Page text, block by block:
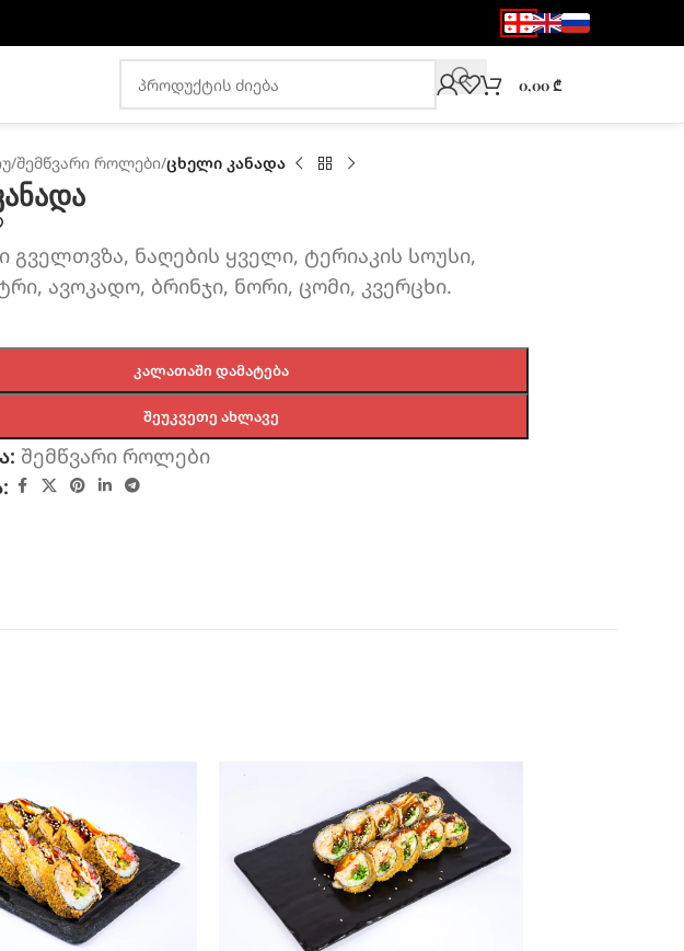
0,00₾
/შემწვარი როლები/ცხელი კანადა
ნაღების ყველი, ტერიაკის სოუსი,
ავოკადო, ბრინჯი, ნორი, ცომი, კვერცხი.
ᲙᲐᲚᲐᲗᲐᲨᲘ ᲓᲐᲛᲐᲢᲔᲑᲐ
ᲨᲔᲣᲙᲕᲔᲗᲔ ᲐᲮᲚᲐᲕᲔ
შემწვარი როლები